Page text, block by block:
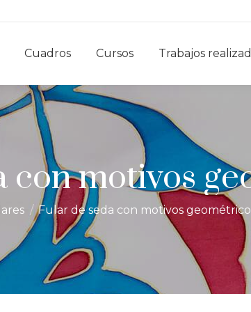
Cuadros Cursos Trabajos
con motivos
Fular de seda con motivos